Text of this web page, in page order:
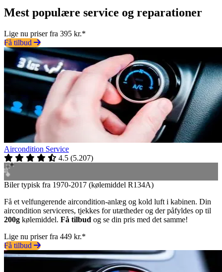
Mest populære service og reparationer
Lige nu priser fra 395 kr.*
Få tilbud
Aircondition Service
4.5 (5.207)
Biler typisk fra 1970-2017 (kølemiddel R134A)
Få et velfungerende aircondition-anlæg og kold luft i kabinen. Din
aircondition serviceres, tjekkes for utætheder og der påfyldes op til
200g kølemiddel. Få tilbud og se din pris med det samme!
Lige nu priser fra 449 kr.*
Få tilbud